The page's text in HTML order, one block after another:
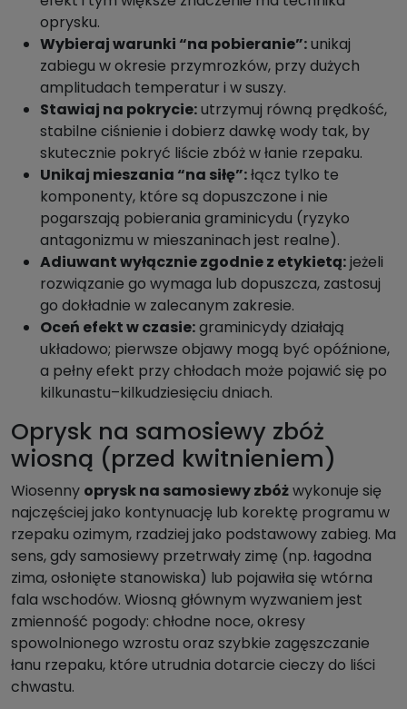
oprysku.
Wybieraj warunki “na pobieranie”:unikaj
zabiegu w okresie przymrozków, przy dużych
amplitudach temperatur i w suszy.
Stawiaj na pokrycie:utrzymuj równą prędkość,
stabilne ciśnienie i dobierz dawkę wody tak, by
skutecznie pokryć liście zbóż w łanie rzepaku.
Unikaj mieszania “na siłę”:łącz tylko te
komponenty, które są dopuszczone i nie
pogarszają pobierania graminicydu (ryzyko
antagonizmu w mieszaninach jest realne).
Adiuwant wyłącznie zgodnie z etykietą:jeżeli
rozwiązanie go wymaga lub dopuszcza, zastosuj
go dokładnie w zalecanym zakresie.
Oceń efekt w czasie:graminicydy działają
układowo; pierwsze objawy mogą być opóźnione,
a pełny efekt przy chłodach może pojawić się po
kilkunastu–kilkudziesięciu dniach.
Oprysk na samosiewy zbóż
wiosną (przed kwitnieniem)
Wiosenny oprysk na samosiewy zbóżwykonuje się
najczęściej jako kontynuację lub korektę programu w
rzepaku ozimym, rzadziej jako podstawowy zabieg. Ma
sens, gdy samosiewy przetrwały zimę (np. łagodna
zima, osłonięte stanowiska) lub pojawiła się wtórna
fala wschodów. Wiosną głównym wyzwaniem jest
zmienność pogody: chłodne noce, okresy
spowolnionego wzrostu oraz szybkie zagęszczanie
łanu rzepaku, które utrudnia dotarcie cieczy do liści
chwastu.